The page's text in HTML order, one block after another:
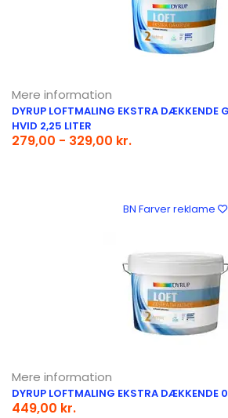
Mere information
DYRUP LOFTMALING EKSTRA DÆKKENDE
HVID 2,25 LITER
279,00 - 329,00 kr.
BN Farver reklame
Mere information
DYRUP LOFTMALING EKSTRA DÆKKENDE
449,00 kr.